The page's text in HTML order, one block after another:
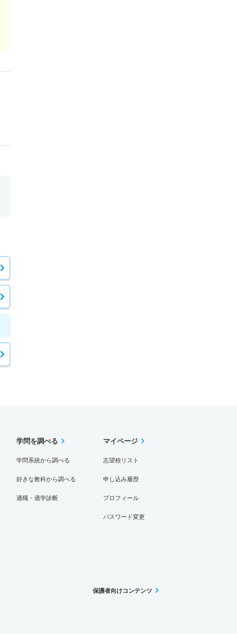
学問を調べる
学問系統から調べる
好きな教科から調べる
適職・適学診断
マイページ
志望校リスト
申し込み履歴
プロフィール
パスワード変更
保護者向けコンテンツ